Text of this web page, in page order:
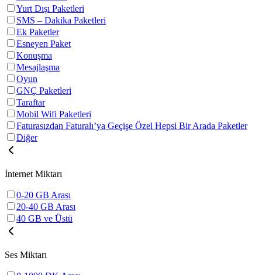
Yurt Dışı Paketleri
SMS – Dakika Paketleri
Ek Paketler
Esneyen Paket
Konuşma
Mesajlaşma
Oyun
GNÇ Paketleri
Taraftar
Mobil Wifi Paketleri
Faturasızdan Faturalı’ya Geçişe Özel Hepsi Bir Arada Paketler
Diğer
İnternet Miktarı
0-20 GB Arası
20-40 GB Arası
40 GB ve Üstü
Ses Miktarı